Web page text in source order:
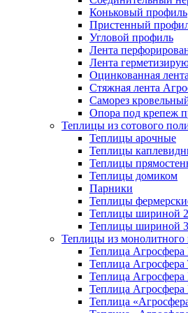
Коньковый профиль
Пристенный
Угловой профиль
Лента
Лента
Оцинкованная лента
Стяжная лента
Саморез
Опора под крепеж
Теплицы из сотового
Теплицы арочные
Теплицы
Теплицы
Теплицы домиком
Парники
Теплицы
Теплицы шириной 2
Теплицы шириной 3
Теплицы из монолитного
Теплица
Теплица
Теплица
Теплица Агросфера
Теплица